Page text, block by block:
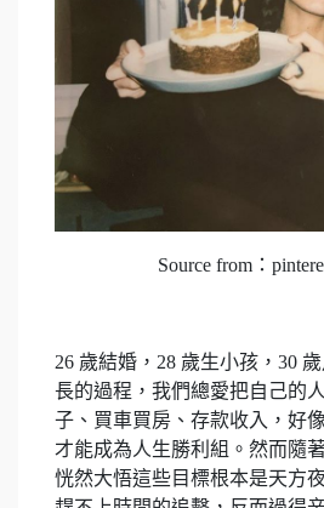
Source from：
26 歲結婚，28 歲生小孩，30
長的過程，我們總愛把自己的
子、買車買房、存款收入，好
才能成為人生勝利組。然而隨
恍然大悟這些目標根本是天方